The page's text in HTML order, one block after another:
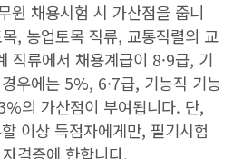
원 채용시험 시 가산점을 줍니
, 농업토목 직류, 교통직렬의 교
직류에서 채용계급이 8·9급, 기
우에는 5%, 6·7급, 기능직 기능
의 가산점이 부여됩니다. 단,
이상 득점자에게만, 필기시험
격증에 한합니다.